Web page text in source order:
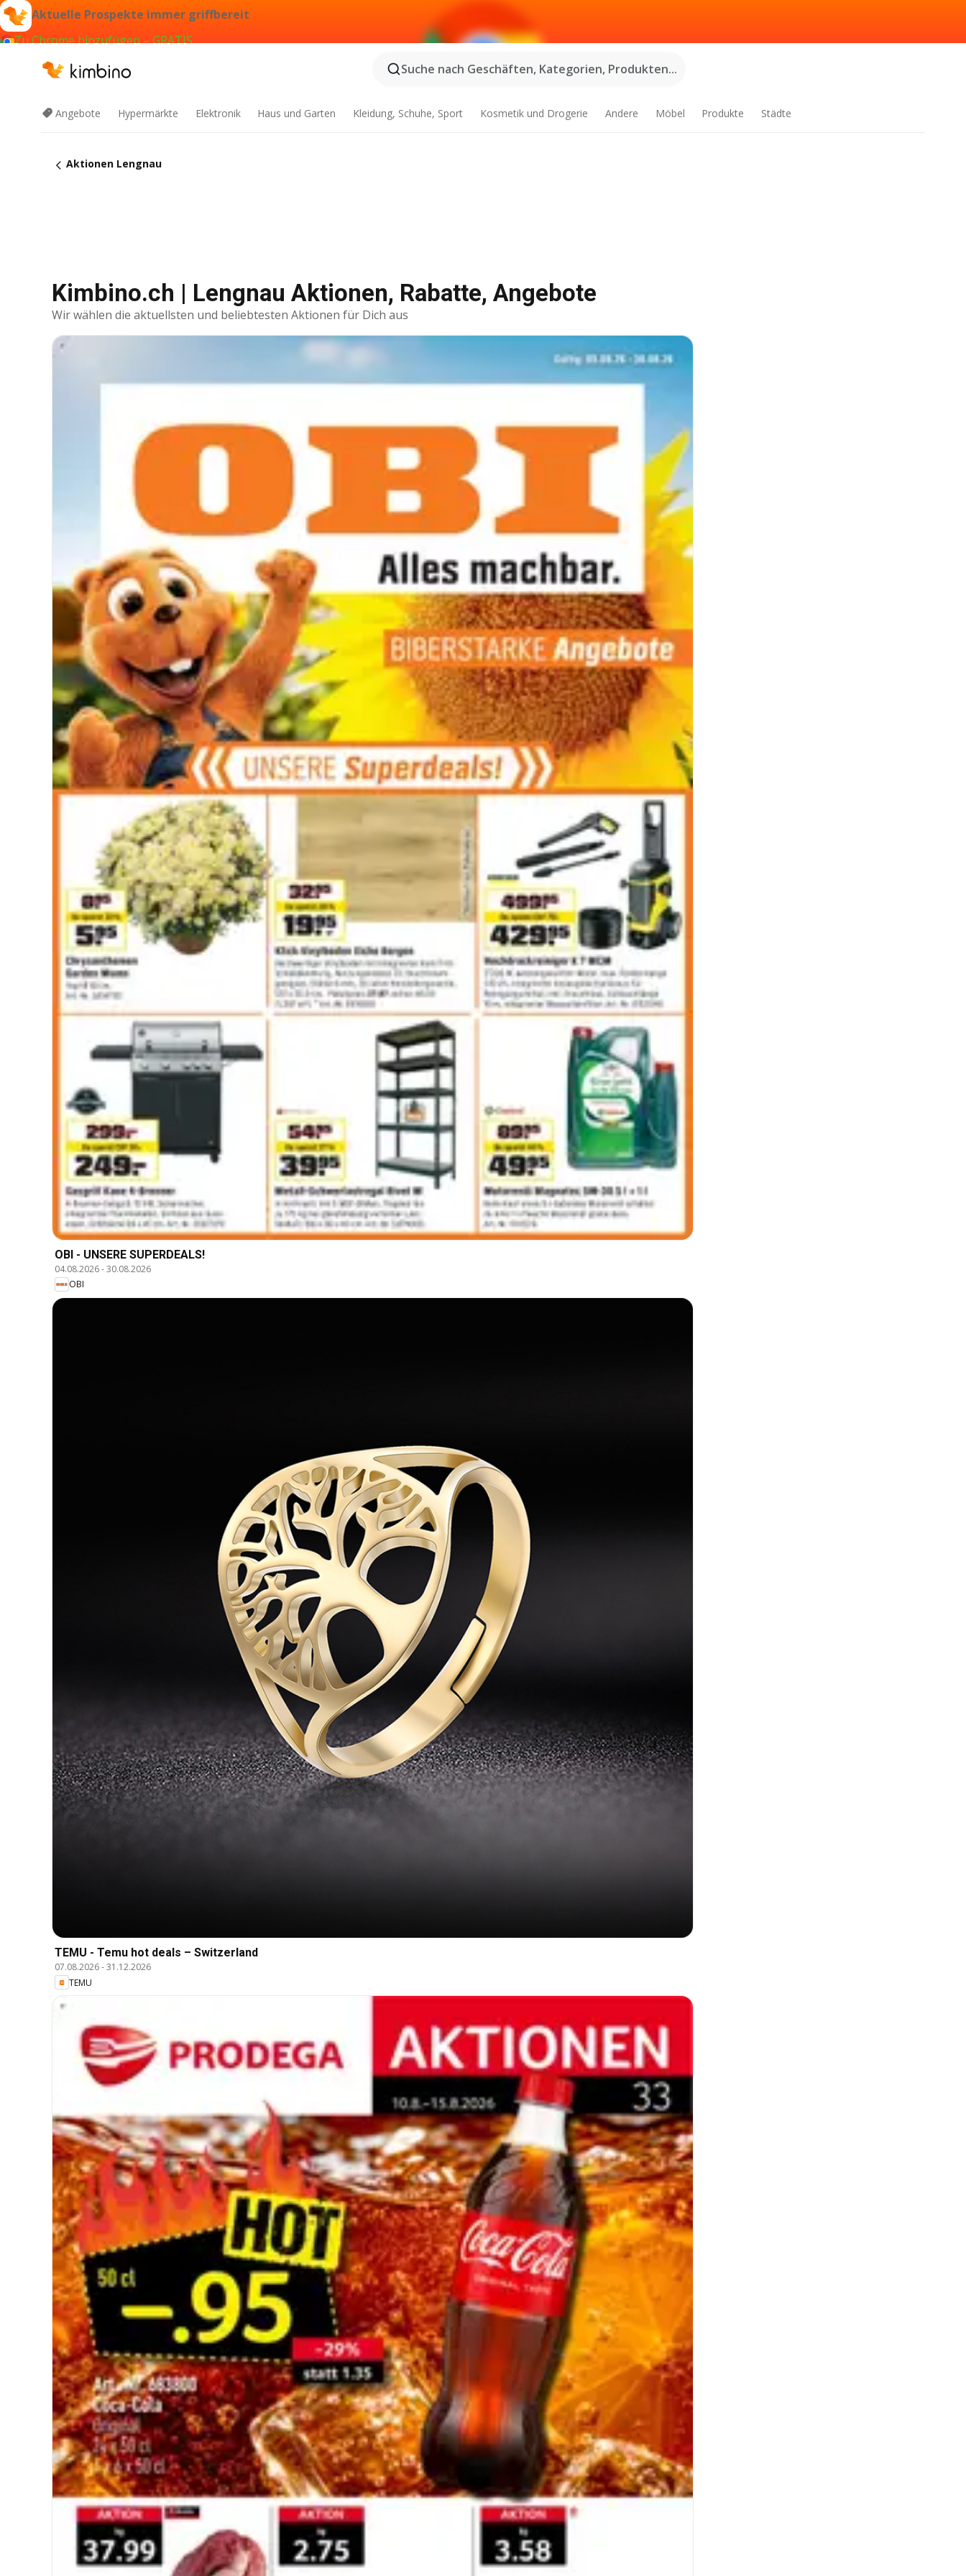
Aktuelle Prospekte immer griffbereit
Zu Chrome hinzufügen – GRATIS
Suche nach Geschäften, Kategorien, Produkten...
Angebote Hypermärkte Elektronik Haus und Garten Kleidung, Schuhe, Sport Kosmetik und Drogerie Andere Möbel Produkte Städte
Aktionen Lengnau
Kimbino.ch | Lengnau Aktionen, Rabatte, Angebote
Wir wählen die aktuellsten und beliebtesten Aktionen für Dich aus
OBI - UNSERE SUPERDEALS!
04.08.2026-30.08.2026
OBI
TEMU - Temu hot deals – Switzerland
07.08.2026-31.12.2026
TEMU